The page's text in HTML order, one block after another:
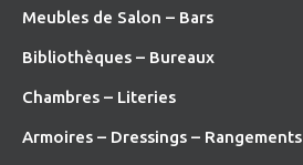
Meubles de Salon – Bars
Bibliothèques – Bureaux
Chambres – Literies
Armoires – Dressings – Rangements